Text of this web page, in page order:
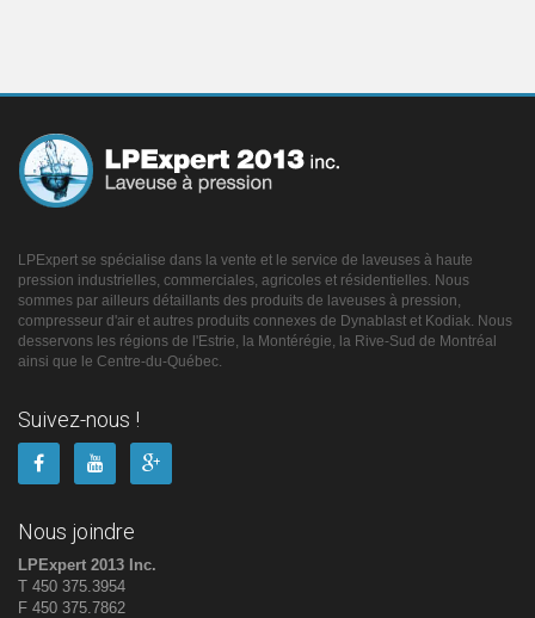
LPExpert se spécialise dans la vente et le service de laveuses à haute
pression industrielles, commerciales, agricoles et résidentielles. Nous
sommes par ailleurs détaillants des produits de laveuses à pression,
compresseur d'air et autres produits connexes de Dynablast et Kodiak. Nous
desservons les régions de l'Estrie, la Montérégie, la Rive-Sud de Montréal
ainsi que le Centre-du-Québec.
Suivez-nous !
Nous joindre
LPExpert 2013 Inc.
T 450 375.3954
F 450 375.7862